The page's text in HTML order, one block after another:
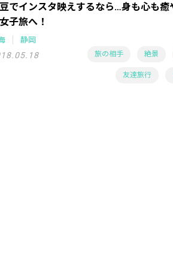
でインスタ映えするなら…身も心も癒
子旅へ！
静岡
旅の相手 絶景
友達旅行